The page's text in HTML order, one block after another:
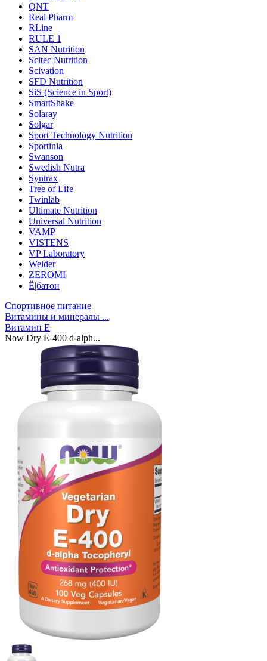
QNT
Real Pharm
RLine
RULE 1
SAN Nutrition
Scitec Nutrition
Scivation
SFD Nutrition
SiS (Science in Sport)
SmartShake
Solaray
Solgar
Sport Technology Nutrition
Sportinia
Swanson
Swedish Nutra
Syntrax
Tree of Life
Twinlab
Ultimate Nutrition
Universal Nutrition
VAMP
VISTENS
VP Laboratory
Weider
ZEROMI
Ё|батон
Спортивное питание
Витамины и минералы ...
Витамин E
Now Dry E-400 d-alph...